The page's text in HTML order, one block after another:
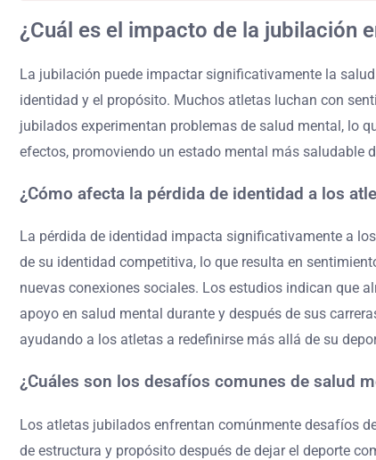
¿Cuál es el impacto de la jubilación
La jubilación puede impactar significativamente la
identidad y el propósito. Muchos atletas luchan con
jubilados experimentan problemas de salud mental, lo
efectos, promoviendo un estado mental más saludable
¿Cómo afecta la pérdida de identidad a los
La pérdida de identidad impacta significativamente a
de su identidad competitiva, lo que resulta en
nuevas conexiones sociales. Los estudios indican que
apoyo en salud mental durante y después de sus
ayudando a los atletas a redefinirse más allá de su
¿Cuáles son los desafíos comunes de salud
Los atletas jubilados enfrentan comúnmente desafíos
de estructura y propósito después de dejar el deporte